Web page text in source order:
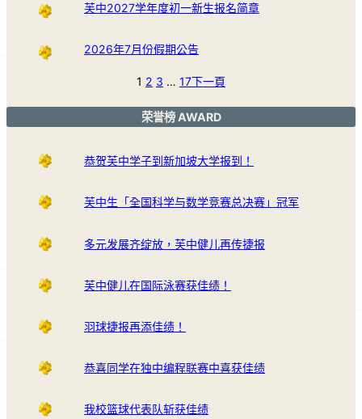
芙中2027学年度初一新生报名简章
2026年7月份假期公告
1 2 3 … 17下一頁
荣誉榜 AWARD
恭贺芙中学子到新加坡大学报到！
芙中生「全国科学与数学竞赛总决赛」冠军
多元发展齐绽放，芙中健儿再传捷报
芙中健儿在国际泳赛获佳绩！
羽球捷报再添佳绩！
恭喜同学在独中编程联赛中喜获佳绩
我校篮球代表队斩获佳绩